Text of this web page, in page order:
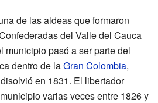
de las aldeas que formaron
del Valle del Cauca
municipio pasó a ser parte del
dentro de laGran Colombia,
en 1831. El libertador
varias veces entre 1826 y